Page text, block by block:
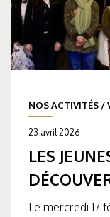
NOS ACTIVITÉS /
23 avril 2026
LES
Le mercredi 17